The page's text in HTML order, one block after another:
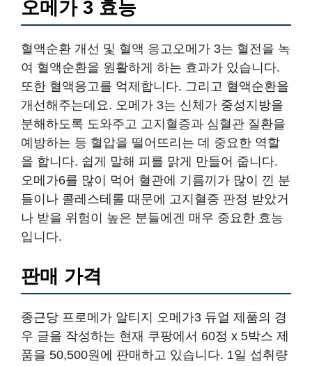
오메가 3 효능
혈액순환 개선 및 혈액 응고오메가 3는 혈전을 녹
여 혈액순환을 원활하게 하는 효과가 있습니다.
또한 혈액응고를 억제합니다. 그리고 혈액순환을
개선해주는데요. 오메가 3는 신체가 중성지방을
분해하도록 도와주고 고지혈증과 심혈관 질환을
예방하는 등 혈압을 떨어뜨리는 데 중요한 역할
을 합니다. 쉽게 말해 피를 맑게 만들어 줍니다.
오메가6를 많이 먹어 혈관에 기름끼가 많이 낀 분
들이나 콜레스테롤 때문에 고지혈증 판정 받았거
나 받을 위험이 높은 분들에겐 매우 중요한 효능
입니다.
판매 가격
종근당 프로메가 알티지 오메가3 듀얼 제품의 경
우 글을 작성하는 현재 쿠팡에서 60정 x 5박스 제
품을 50,500원에 판매하고 있습니다. 1일 섭취량